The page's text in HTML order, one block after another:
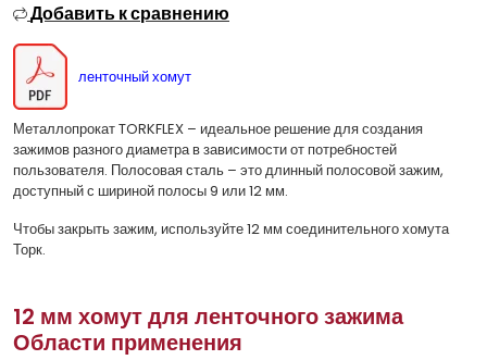
Добавить к сравнению
ленточный хомут
Металлопрокат TORKFLEX – идеальное решение для создания
зажимов разного диаметра в зависимости от потребностей
пользователя. Полосовая сталь – это длинный полосовой зажим,
доступный с шириной полосы 9 или 12 мм.
Чтобы закрыть зажим, используйте 12 мм соединительного хомута
Торк.
12 мм хомут для ленточного зажима
Области применения